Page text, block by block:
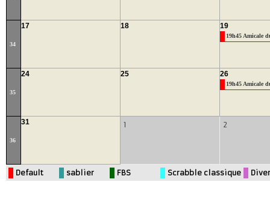
34
17 18 19
19h45 Amicale
35
24 25 26
19h45 Amicale
36
31 1 2
Default sablier FBS Scrabble classique